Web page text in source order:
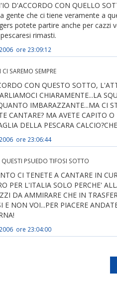
D'ACCORDO CON QUELLO
gente che ci tiene veramente a
potete partire anche per cazzi
rimasti.
ore 23:09:12
SAREMO SEMPRE
CON QUESTO SOTTO,
CHIARAMENTE...LA
IMBARAZZANTE...MA CI
CANTARE? MA AVETE CAPITO
DELLA PESCARA
ore 23:06:44
QUESTI PSUEDO TIFOSI SOTTO
CI TENETE A CANTARE IN
PER L'ITALIA SOLO PERCHE'
DA AMMIRARE CHE IN
E NON VOI...PER PIACERE
ore 23:04:00